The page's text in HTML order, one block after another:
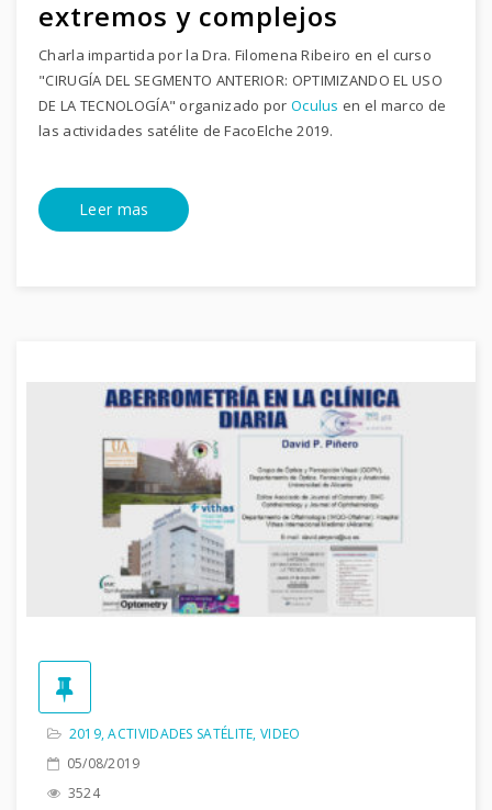
extremos y complejos
Charla impartida por la Dra. Filomena Ribeiro en el curso
"CIRUGÍA DEL SEGMENTO ANTERIOR: OPTIMIZANDO EL USO
DE LA TECNOLOGÍA" organizado por Oculus en el marco de
las actividades satélite de FacoElche 2019.
Leer mas
2019,ACTIVIDADES SATÉLITE,VIDEO
05/08/2019
3524